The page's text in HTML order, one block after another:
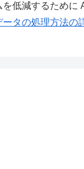
低減するために
ータの処理方法の